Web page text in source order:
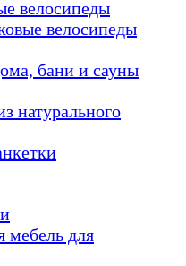
велосипеды
велосипеды
бани и сауны
натурального
мебель для